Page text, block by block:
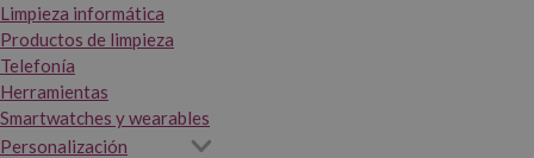
Limpieza informática
Productos de limpieza
Telefonía
Herramientas
Smartwatches y wearables
Personalización